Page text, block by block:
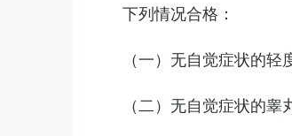
下列情况合格：
（一）无自觉症状的
（二）无自觉症状的